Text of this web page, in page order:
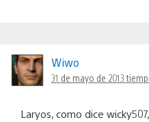
Wiwo
31 de mayo de 2013
Laryos, como dice